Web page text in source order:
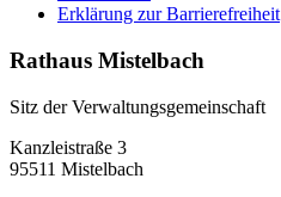
Erklärung zur Barrierefreiheit
Rathaus Mistelbach
Sitz der Verwaltungsgemeinschaft
Kanzleistraße 3
95511 Mistelbach